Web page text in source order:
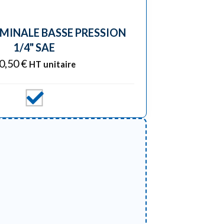
BASSE PRESSION
1/4" SAE
€ HT unitaire